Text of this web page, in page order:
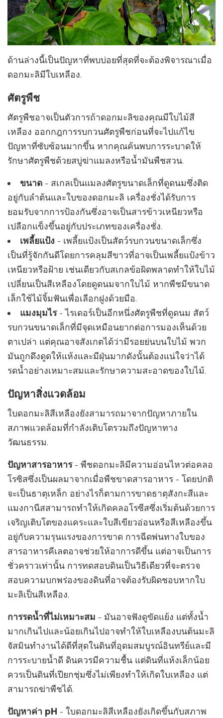
ด้านล่างนี้เป็นปัญหาที่พบบ่อยที่สุดที่จะต้องพิจารณาเมื่อ
ดอกมะลิมีใบเหลือง.
ศัตรูพืช
ศัตรูพืชอาจเป็นตัวการถ้าดอกมะลิของคุณมีใบไม้สี
เหลือง ออกกฎการรบกวนศัตรูพืชก่อนที่จะไปแก้ไข
ปัญหาที่ซับซ้อนมากขึ้น หากคุณค้นพบการระบาดให้
รักษาศัตรูพืชด้วยสบู่ฆ่าแมลงหรือน้ำมันพืชสวน.
ขนาด- สเกลเป็นแมลงศัตรูขนาดเล็กที่ดูดนมซึ่งติด
อยู่กับลำต้นและใบของดอกมะลิ เครื่องชั่งได้รับการ
ยอมรับจากการป้องกันซึ่งอาจเป็นสารข้าวเหนียวหรือ
เปลือกแข็งขึ้นอยู่กับประเภทของเครื่องชั่ง.
เพลี้ยแป้ง - เพลี้ยแป้งเป็นสัตว์รบกวนขนาดเล็กซึ่ง
เป็นที่รู้จักกันดีโดยการคลุมสีขาวที่อาจเป็นเพลี้ยแป้งข้าว
เหนียวหรือฝ้าย เช่นเดียวกับสเกลข้อผิดพลาดทำให้ใบไม้
เปลี่ยนเป็นสีเหลืองโดยดูดนมจากใบไม้ หากพืชมีขนาด
เล็กใช้ไม้จิ้มฟันเพื่อเลือกฝูงด้วยมือ.
แมงมุมไร- ไรเดอร์เป็นอีกหนึ่งศัตรูพืชที่ดูดนม สัตว์
รบกวนขนาดเล็กที่มีจุดเหมือนยากต่อการมองเห็นด้วย
ตาเปล่า แต่คุณอาจสังเกตได้ว่ามีรอยย่นบนใบไม้ พวก
มันถูกดึงดูดให้แห้งและมีฝุ่นมากดังนั้นต้องแน่ใจว่าได้
รดน้ำอย่างเหมาะสมและรักษาความสะอาดของใบไม้.
ปัญหาสิ่งแวดล้อม
ใบดอกมะลิสีเหลืองยังสามารถมาจากปัญหาภายใน
สภาพแวดล้อมที่กำลังเติบโตรวมถึงปัญหาทาง
วัฒนธรรม.
ปัญหาสารอาหาร- พืชดอกมะลิมีความอ่อนไหวต่อคลอ
โรซิสซึ่งเป็นผลมาจากเมื่อพืชขาดสารอาหาร - โดยปกติ
จะเป็นธาตุเหล็ก อย่างไรก็ตามการขาดธาตุสังกะสีและ
แมงกานีสสามารถทำให้เกิดคลอโรซีสซึ่งเริ่มต้นด้วยการ
เจริญเติบโตของแคระและใบสีเขียวอ่อนหรือสีเหลืองขึ้น
อยู่กับความรุนแรงของการขาด การฉีดพ่นทางใบของ
สารอาหารคีเลตอาจช่วยให้อาการดีขึ้น แต่อาจเป็นการ
ชั่วคราวเท่านั้น การทดสอบดินเป็นวิธีเดียวที่จะตรวจ
สอบความบกพร่องของดินที่อาจต้องรับผิดชอบหากใบ
มะลิเป็นสีเหลือง.
การรดน้ำที่ไม่เหมาะสม - มันอาจฟังดูขัดแย้ง แต่ทั้งน้ำ
มากเกินไปและน้อยเกินไปอาจทำให้ใบเหลืองบนต้นมะลิ
จัสมินทำงานได้ดีที่สุดในดินที่อุดมสมบูรณ์อินทรีย์และมี
การระบายน้ำดี ดินควรมีความชื้น แต่ดินที่แห้งเล็กน้อย
ควรเป็นดินที่เปียกชุ่มซึ่งไม่เพียงทำให้เกิดใบเหลือง แต่
สามารถฆ่าพืชได้.
ปัญหาค่า pH - ใบดอกมะลิสีเหลืองยังเกิดขึ้นกับสภาพ